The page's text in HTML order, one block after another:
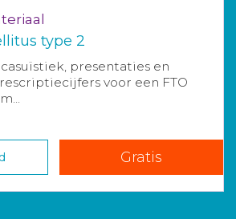
type 2
presentaties en
voor een FTO
Gratis